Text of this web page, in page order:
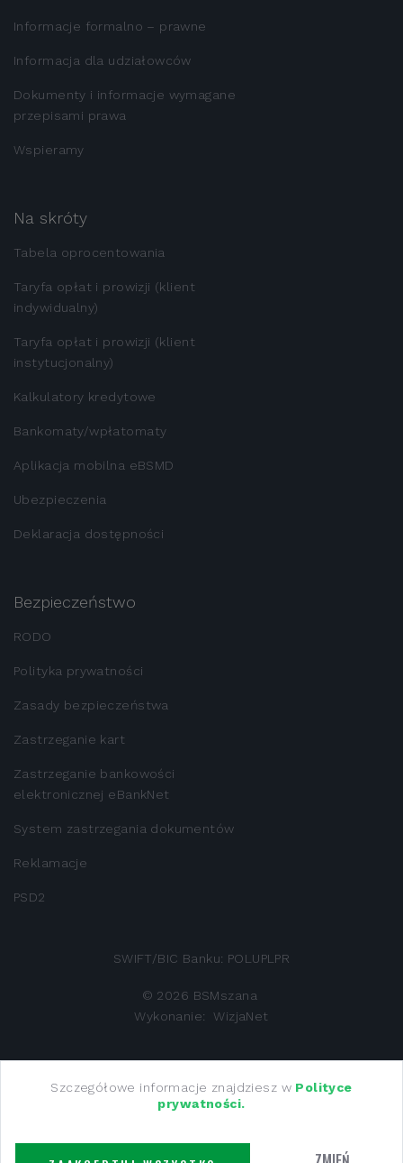
Szczegółowe informacje znajdziesz w Polityce
prywatności.
Informacje formalno – prawne
Informacja dla udziałowców
Dokumenty i informacje wymagane
przepisami prawa
Wspieramy
Na skróty
Tabela oprocentowania
Taryfa opłat i prowizji (klient
indywidualny)
Taryfa opłat i prowizji (klient
instytucjonalny)
Kalkulatory kredytowe
Bankomaty/wpłatomaty
Aplikacja mobilna eBSMD
Ubezpieczenia
Deklaracja dostępności
Bezpieczeństwo
RODO
Polityka prywatności
Zasady bezpieczeństwa
Zastrzeganie kart
Zastrzeganie bankowości
elektronicznej eBankNet
System zastrzegania dokumentów
Reklamacje
PSD2
SWIFT/BIC Banku: POLUPLPR
© 2026 BSMszana
Wykonanie:
WizjaNet
Bank Spółdzielczy w Mszanie Dolnej z siedzibą 34-730
Mszana Dolna, ul M.M. Kolbego 13 zarejestrowany w Sadzie
Wydział Gospodarczy Krajowego Rejestru Sądowego -